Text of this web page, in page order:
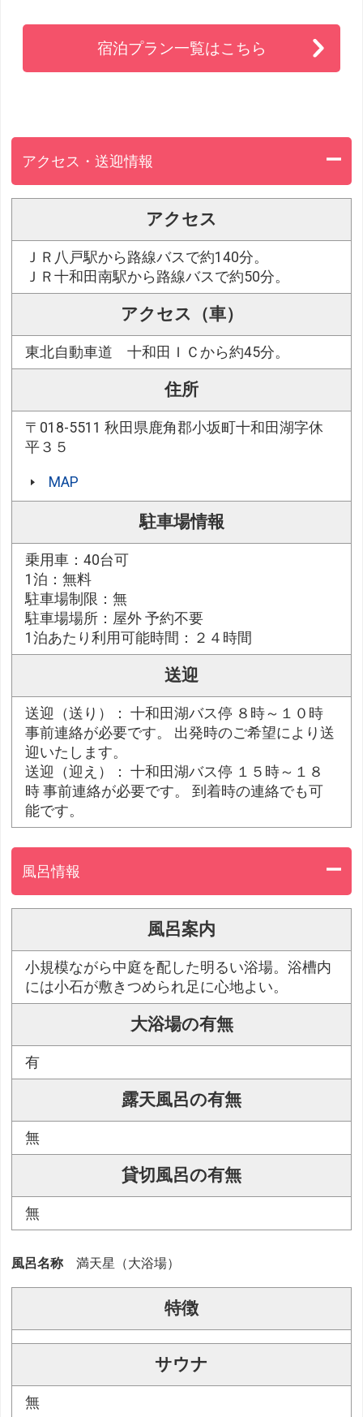
宿泊プラン一覧はこちら
アクセス・送迎情報
アクセス
ＪＲ八戸駅から路線バスで約140分。
ＪＲ十和田南駅から路線バスで約50分。
アクセス（車）
東北自動車道 十和田ＩＣから約45分。
住所
〒018-5511 秋田県鹿角郡小坂町十和田湖字休
平３５
MAP
駐車場情報
乗用車：40台可
1泊：無料
駐車場制限：無
駐車場場所：屋外 予約不要
1泊あたり利用可能時間：２４時間
送迎
送迎（送り）： 十和田湖バス停 ８時～１０時
事前連絡が必要です。 出発時のご希望により送
迎いたします。
送迎（迎え）： 十和田湖バス停 １５時～１８
時 事前連絡が必要です。 到着時の連絡でも可
能です。
風呂情報
風呂案内
小規模ながら中庭を配した明るい浴場。浴槽内
には小石が敷きつめられ足に心地よい。
大浴場の有無
有
露天風呂の有無
無
貸切風呂の有無
無
風呂名称 満天星（大浴場）
特徴
サウナ
無